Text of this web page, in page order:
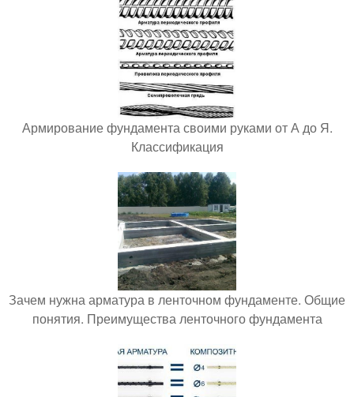
Армирование фундамента своими руками от А до Я.
Классификация
Зачем нужна арматура в ленточном фундаменте. Общие
понятия. Преимущества ленточного фундамента